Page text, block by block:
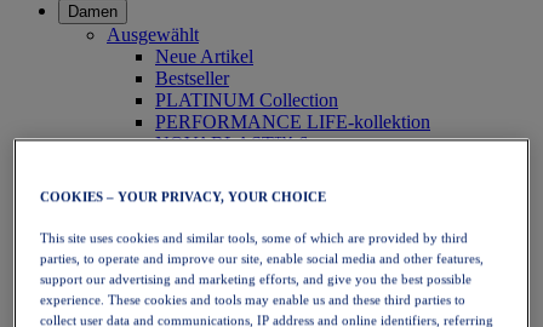
Damen
Ausgewählt
Neue Artikel
Bestseller
PLATINUM Collection
PERFORMANCE LIFE-kollektion
NOVABLAST™ 6
Laufen
Trailrunning
Tennis
Volleyball
Handball
Padel
Korbball
COOKIES – YOUR PRIVACY, YOUR CHOICE
This site uses cookies and similar tools, some of which are provided by third
parties, to operate and improve our site, enable social media and other features,
support our advertising and marketing efforts, and give you the best possible
experience. These cookies and tools may enable us and these third parties to
collect user data and communications, IP address and online identifiers, referring